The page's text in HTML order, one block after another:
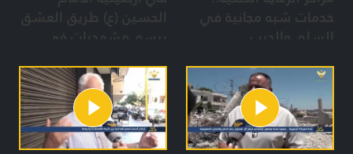
خدمات شبه مجانية في
السلم والحرب
الحسين (ع) طريق العشق
يرسم مشهديات في